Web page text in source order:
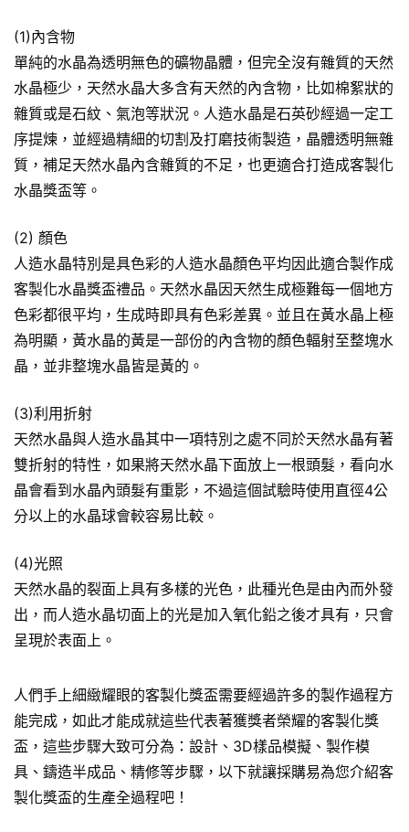
(1)內含物
單純的水晶為透明無色的礦物晶體，但完全沒有雜質的天然
水晶極少，天然水晶大多含有天然的內含物，比如棉絮狀的
雜質或是石紋、氣泡等狀況。人造水晶是石英砂經過一定工
序提煉，並經過精細的切割及打磨技術製造，晶體透明無雜
質，補足天然水晶內含雜質的不足，也更適合打造成客製化
水晶獎盃等。
(2) 顏色
人造水晶特別是具色彩的人造水晶顏色平均因此適合製作成
客製化水晶獎盃禮品。天然水晶因天然生成極難每一個地方
色彩都很平均，生成時即具有色彩差異。並且在黃水晶上極
為明顯，黃水晶的黃是一部份的內含物的顏色輻射至整塊水
晶，並非整塊水晶皆是黃的。
(3)利用折射
天然水晶與人造水晶其中一項特別之處不同於天然水晶有著
雙折射的特性，如果將天然水晶下面放上一根頭髮，看向水
晶會看到水晶內頭髮有重影，不過這個試驗時使用直徑4公
分以上的水晶球會較容易比較。
(4)光照
天然水晶的裂面上具有多樣的光色，此種光色是由內而外發
出，而人造水晶切面上的光是加入氧化鉛之後才具有，只會
呈現於表面上。
人們手上細緻耀眼的客製化獎盃需要經過許多的製作過程方
能完成，如此才能成就這些代表著獲獎者榮耀的客製化獎
盃，這些步驟大致可分為：設計、3D樣品模擬、製作模
具、鑄造半成品、精修等步驟，以下就讓採購易為您介紹客
製化獎盃的生產全過程吧！